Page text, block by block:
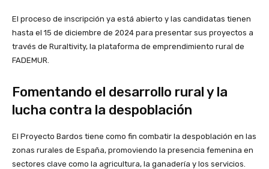
El proceso de inscripción ya está abierto y las candidatas tienen
hasta el 15 de diciembre de 2024 para presentar sus proyectos a
través de Ruraltivity, la plataforma de emprendimiento rural de
FADEMUR.
Fomentando el desarrollo rural y la
lucha contra la despoblación
El Proyecto Bardos tiene como fin combatir la despoblación en las
zonas rurales de España, promoviendo la presencia femenina en
sectores clave como la agricultura, la ganadería y los servicios.